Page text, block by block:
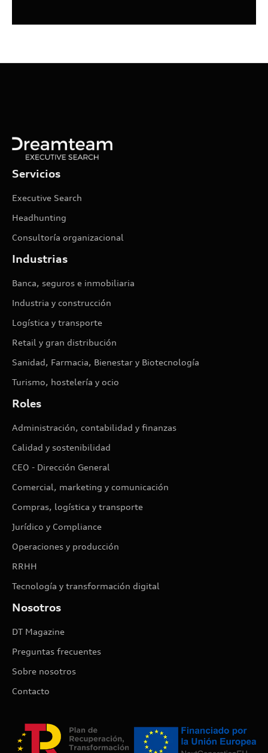
Servicios
Executive Search
Headhunting
Consultoría organizacional
Industrias
Banca, seguros e inmobiliaria
Industria y construcción
Logística y transporte
Retail y gran distribución
Sanidad, Farmacia, Bienestar y Biotecnología
Turismo, hostelería y ocio
Roles
Administración, contabilidad y finanzas
Calidad y sostenibilidad
CEO - Dirección General
Comercial, marketing y comunicación
Compras, logística y transporte
Jurídico y Compliance
Operaciones y producción
RRHH
Tecnología y transformación digital
Nosotros
DT Magazine
Preguntas frecuentes
Sobre nosotros
Contacto